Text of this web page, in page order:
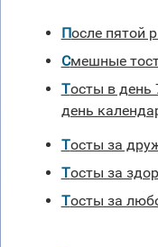
После пятой
Смешные
Тосты в день 7 ноября — красный
день
Тосты за
Тосты за
Тосты за